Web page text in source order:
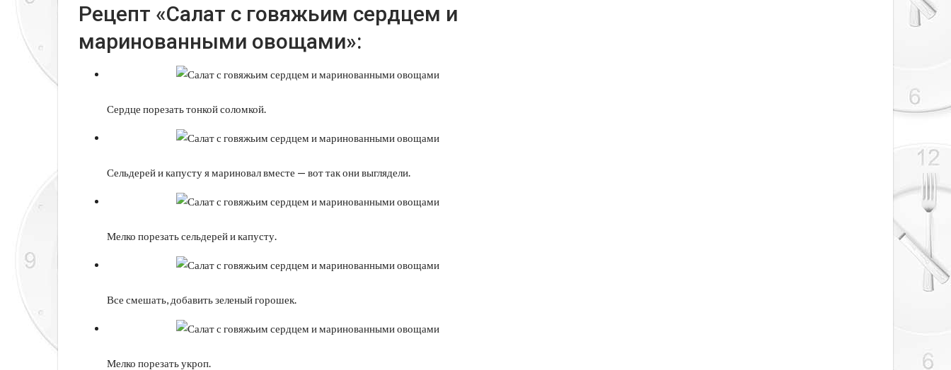
Рецепт «Салат с говяжьим сердцем и
маринованными овощами»:
Сердце порезать тонкой соломкой.
Сельдерей и капусту я мариновал вместе — вот так они выглядели.
Мелко порезать сельдерей и капусту.
Все смешать, добавить зеленый горошек.
Мелко порезать укроп.